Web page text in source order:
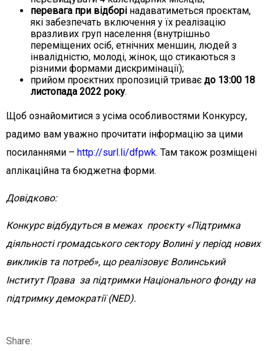
перевага при відборі надаватиметься проєктам,
які забезпечать включення у їх реалізацію
вразливих груп населення (внутрішньо
переміщених осіб, етнічних меншин, людей з
інвалідністю, молоді, жінок, що стикаються з
різними формами дискримінації);
прийом проєктних пропозицій триває до 13:00 18
листопада 2022 року.
Щоб ознайомитися з усіма особливостями Конкурсу,
радимо вам уважно прочитати інформацію за цими
посиланнями – http://surl.li/dfpwk. Там також розміщені
аплікаційна та бюджетна форми.
Довідково:
Конкурс відбудуться в межах проєкту «Підтримка
діяльності громадського сектору Волині у період нових
викликів та потреб», що реалізовує Волинський
Інститут Права за підтримки Національного фонду на
підтримку демократії (NED).
Share: